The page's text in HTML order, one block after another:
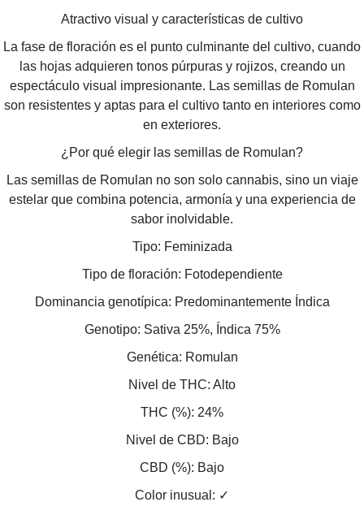
Atractivo visual y características de cultivo
La fase de floración es el punto culminante del cultivo, cuando
las hojas adquieren tonos púrpuras y rojizos, creando un
espectáculo visual impresionante. Las semillas de Romulan
son resistentes y aptas para el cultivo tanto en interiores como
en exteriores.
¿Por qué elegir las semillas de Romulan?
Las semillas de Romulan no son solo cannabis, sino un viaje
estelar que combina potencia, armonía y una experiencia de
sabor inolvidable.
Tipo: Feminizada
Tipo de floración: Fotodependiente
Dominancia genotípica: Predominantemente Índica
Genotipo: Sativa 25%, Índica 75%
Genética: Romulan
Nivel de THC: Alto
THC (%): 24%
Nivel de CBD: Bajo
CBD (%): Bajo
Color inusual: ✓